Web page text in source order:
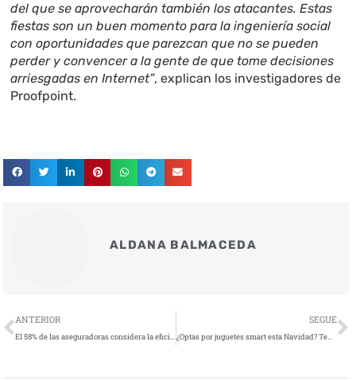
del que se aprovecharán también los atacantes. Estas
fiestas son un buen momento para la ingeniería social
con oportunidades que parezcan que no se pueden
perder y convencer a la gente de que tome decisiones
arriesgadas en Internet”, explican los investigadores de
Proofpoint.
ALDANA BALMACEDA
Ant
ANTERIOR
El 58% de las aseguradoras considera la eficiencia y optimización de procesos clave para adoptar la IA.
SEGUE
¿Optas por juguetes smart esta Navidad? Ten en cuenta estos 3 riesgos